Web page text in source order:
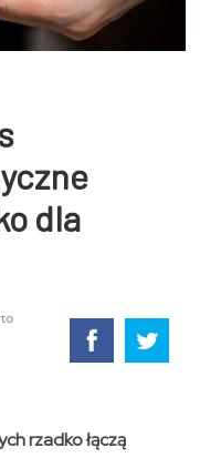
dla
rzadko łączą